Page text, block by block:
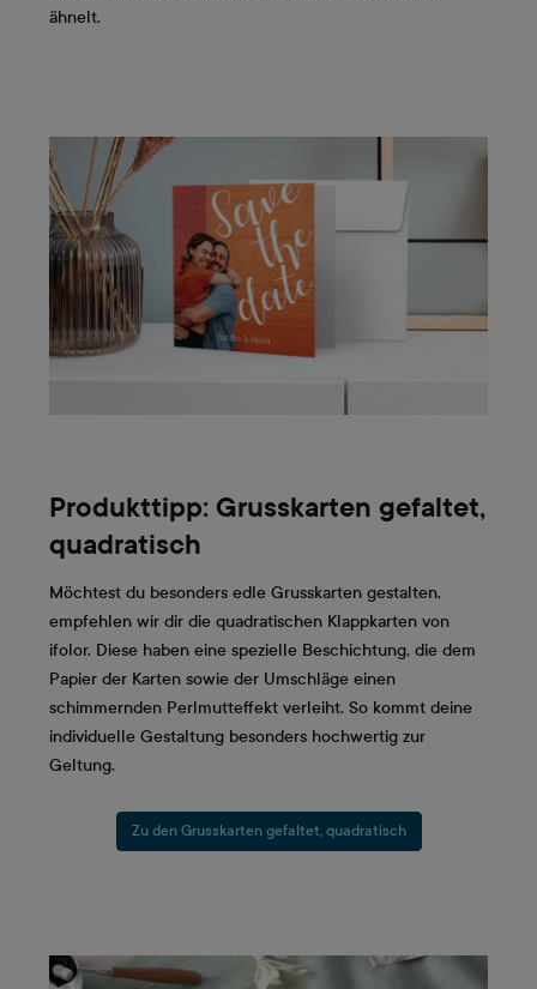
ähnelt.
Produkttipp: Grusskarten gefaltet,
quadratisch
Möchtest du besonders edle Grusskarten gestalten,
empfehlen wir dir die quadratischen Klappkarten von
ifolor. Diese haben eine spezielle Beschichtung, die dem
Papier der Karten sowie der Umschläge einen
schimmernden Perlmutteffekt verleiht. So kommt deine
individuelle Gestaltung besonders hochwertig zur
Geltung.
Zu den Grusskarten gefaltet, quadratisch